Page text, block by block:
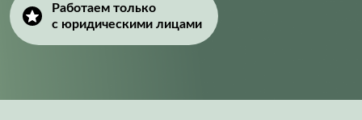
Работаем только
с юридическими лицами